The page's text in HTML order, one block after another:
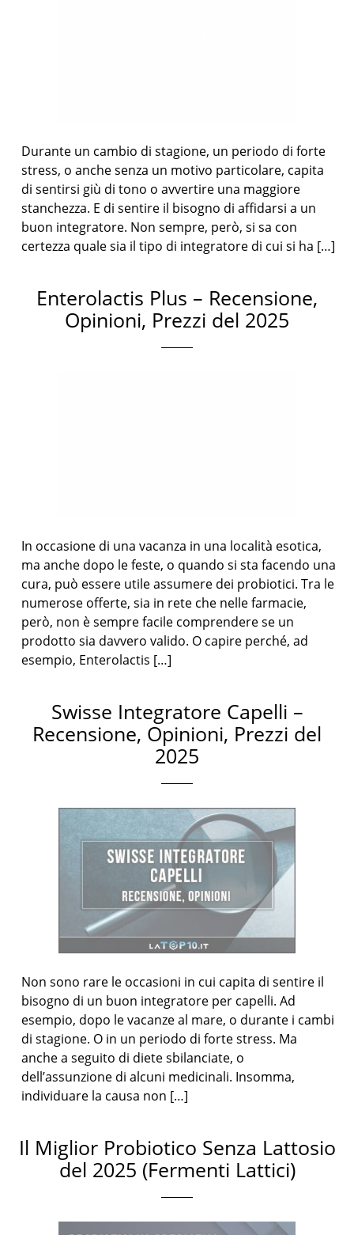
Durante un cambio di stagione, un periodo di forte
stress, o anche senza un motivo particolare, capita
di sentirsi giù di tono o avvertire una maggiore
stanchezza. E di sentire il bisogno di affidarsi a un
buon integratore. Non sempre, però, si sa con
certezza quale sia il tipo di integratore di cui si ha […]
Enterolactis Plus – Recensione,
Opinioni, Prezzi del 2025
In occasione di una vacanza in una località esotica,
ma anche dopo le feste, o quando si sta facendo una
cura, può essere utile assumere dei probiotici. Tra le
numerose offerte, sia in rete che nelle farmacie,
però, non è sempre facile comprendere se un
prodotto sia davvero valido. O capire perché, ad
esempio, Enterolactis […]
Swisse Integratore Capelli –
Recensione, Opinioni, Prezzi del
2025
Non sono rare le occasioni in cui capita di sentire il
bisogno di un buon integratore per capelli. Ad
esempio, dopo le vacanze al mare, o durante i cambi
di stagione. O in un periodo di forte stress. Ma
anche a seguito di diete sbilanciate, o
dell’assunzione di alcuni medicinali. Insomma,
individuare la causa non […]
Il Miglior Probiotico Senza Lattosio
del 2025 (Fermenti Lattici)